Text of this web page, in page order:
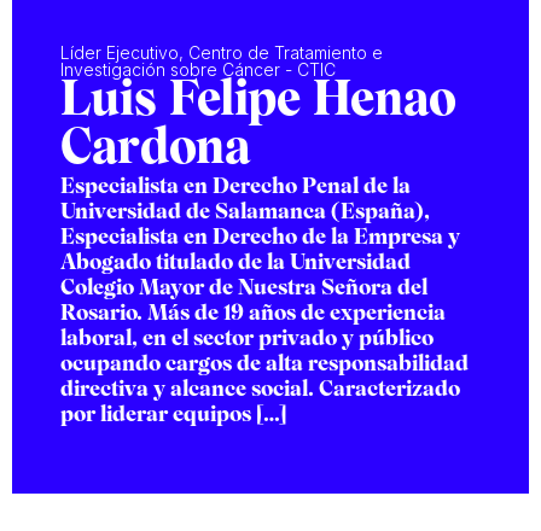
Líder Ejecutivo, Centro de Tratamiento e
Investigación sobre Cáncer - CTIC
Luis Felipe Henao
Cardona
Especialista en Derecho Penal de la
Universidad de Salamanca (España),
Especialista en Derecho de la Empresa y
Abogado titulado de la Universidad
Colegio Mayor de Nuestra Señora del
Rosario. Más de 19 años de experiencia
laboral, en el sector privado y público
ocupando cargos de alta responsabilidad
directiva y alcance social. Caracterizado
por liderar equipos […]